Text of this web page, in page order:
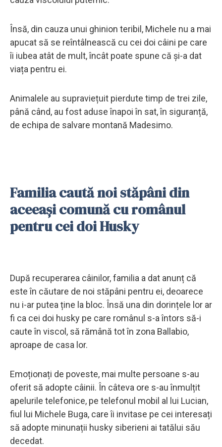
Însă, din cauza unui ghinion teribil, Michele nu a mai
apucat să se reîntâlnească cu cei doi câini pe care
îi iubea atât de mult, încât poate spune că și-a dat
viața pentru ei.
Animalele au supraviețuit pierdute timp de trei zile,
până când, au fost aduse înapoi în sat, în siguranță,
de echipa de salvare montană Madesimo.
Familia caută noi stăpâni din
aceeași comună cu românul
pentru cei doi Husky
După recuperarea câinilor, familia a dat anunț că
este în căutare de noi stăpâni pentru ei, deoarece
nu i-ar putea ține la bloc. Însă una din dorințele lor ar
fi ca cei doi husky pe care românul s-a întors să-i
caute în viscol, să rămână tot în zona Ballabio,
aproape de casa lor.
Emoționați de poveste, mai multe persoane s-au
oferit să adopte câinii. În câteva ore s-au înmulțit
apelurile telefonice, pe telefonul mobil al lui Lucian,
fiul lui Michele Buga, care îi invitase pe cei interesați
să adopte minunații husky siberieni ai tatălui său
decedat.